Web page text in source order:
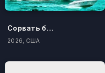
Сорвать банк 3: Вор-джентльмен
2026, США